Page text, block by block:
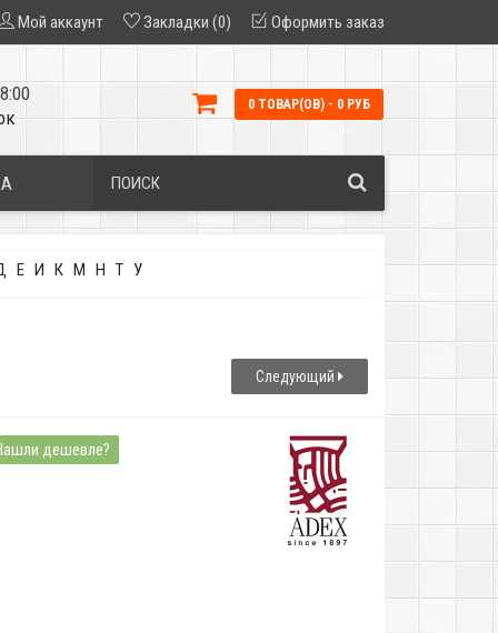
Мой аккаунт Закладки (0) Оформить заказ
0 ТОВАР(ОВ) - 0 РУБ
Е И К М Н Т У
Следующий
дешевле?